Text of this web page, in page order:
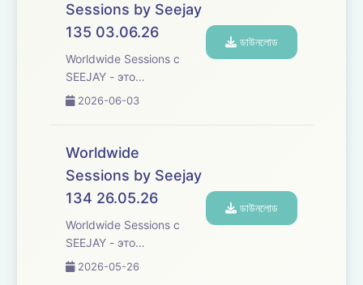
увлекательное
исследование
различных культур и
жанров танцевальной
Sessions by Seejay
135 03.06.26
Worldwide Sessions с
SEEJAY - это
захватывающее
путешествие, которое
переступает границы,
увлекательное
исследование
различных культур и
жанров танцевальной
2026-06-03
ডাউনলোড
Worldwide
Sessions by Seejay
134 26.05.26
Worldwide Sessions с
SEEJAY - это
захватывающее
2026-05-26
ডাউনলোড